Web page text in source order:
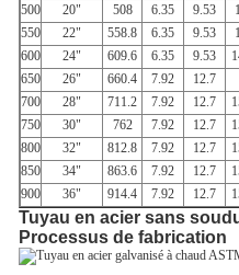
500
20" 508 6.35 9.53
550
22" 558.8 6.35 9.53
600
24" 609.6 6.35 9.53
650
26" 660.4 7.92 12.7
700
28" 711.2 7.92 12.7
750
30" 762 7.92 12.7
800
32" 812.8 7.92 12.7
850
34" 863.6 7.92 12.7
900
36" 914.4 7.92 12.7
Tuyau en acier sans
Processus de fabrication